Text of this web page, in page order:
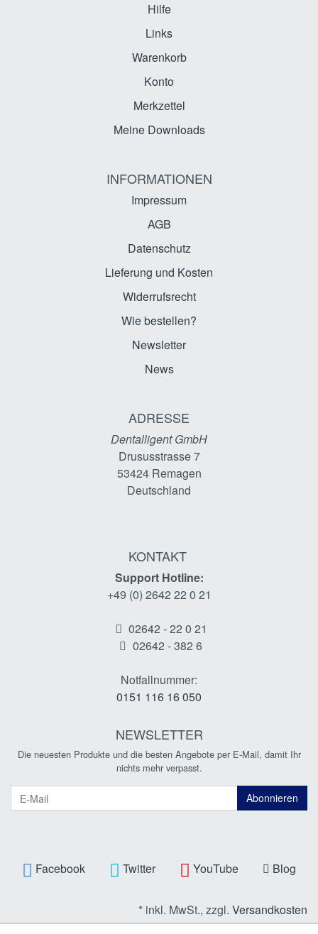
Hilfe
Links
Warenkorb
Konto
Merkzettel
Meine Downloads
INFORMATIONEN
Impressum
AGB
Datenschutz
Lieferung und Kosten
Widerrufsrecht
Wie bestellen?
Newsletter
News
ADRESSE
Dentalligent GmbH
Drususstrasse 7
53424Remagen
Deutschland
KONTAKT
Support Hotline:
+49 (0) 2642 22 0 21
02642 - 22 0 21
02642 - 382 6
Notfallnummer:
0151 116 16 050
NEWSLETTER
Die neuesten Produkte und die besten Angebote per E-Mail, damit Ihr
nichts mehr verpasst.
Abonnieren
Facebook Twitter YouTube Blog
* inkl. MwSt., zzgl. Versandkosten